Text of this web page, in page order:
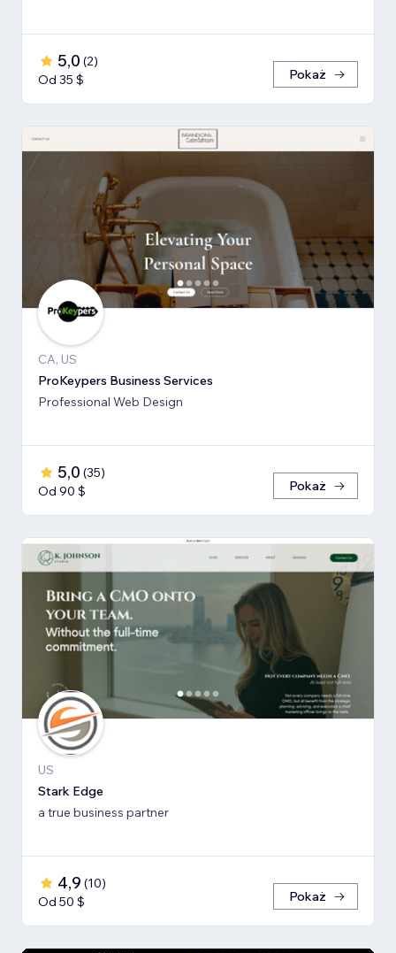
5,0 (2)
Od 35 $
Pokaż
CA, US
ProKeypers Business Services
Professional Web Design
5,0 (35)
Od 90 $
Pokaż
US
Stark Edge
a true business partner
4,9 (10)
Od 50 $
Pokaż